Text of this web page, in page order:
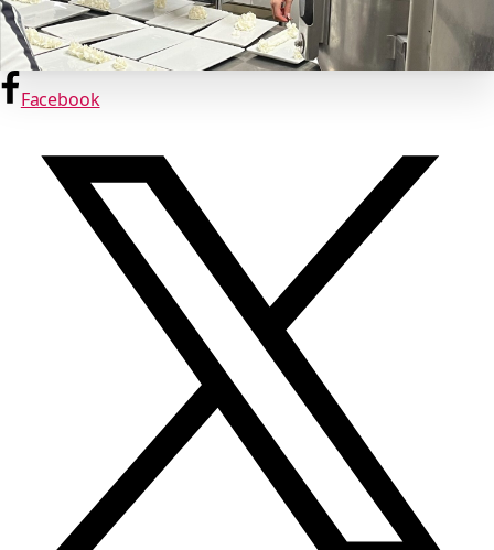
Facebook